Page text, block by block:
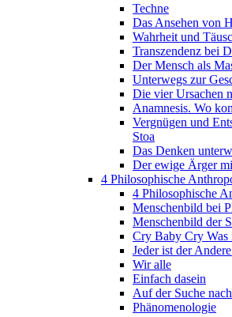
Techne
Das Ansehen von
Wahrheit und
Transzendenz bei
Der Mensch als
Unterwegs zur
Die vier Ursachen
Anamnesis. Wo
Vergnügen und
Stoa
Das Denken
Der ewige Ärger
4 Philosophische
4 Philosophische
Menschenbild bei
Menschenbild der
Cry Baby Cry Was
Jeder ist der
Wir alle
Einfach dasein
Auf der Suche
Phänomenologie